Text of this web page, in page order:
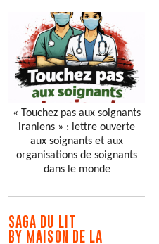
« Touchez pas aux soignants
iraniens » : lettre ouverte
aux soignants et aux
organisations de soignants
dans le monde
SAGA DU LIT
BY MAISON DE LA